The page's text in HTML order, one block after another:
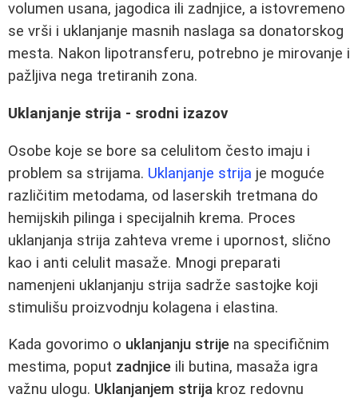
volumen usana, jagodica ili zadnjice, a istovremeno
se vrši i uklanjanje masnih naslaga sa donatorskog
mesta. Nakon lipotransferu, potrebno je mirovanje i
pažljiva nega tretiranih zona.
Uklanjanje strija - srodni izazov
Osobe koje se bore sa celulitom često imaju i
problem sa strijama. Uklanjanje strija je moguće
različitim metodama, od laserskih tretmana do
hemijskih pilinga i specijalnih krema. Proces
uklanjanja strija zahteva vreme i upornost, slično
kao i anti celulit masaže. Mnogi preparati
namenjeni uklanjanju strija sadrže sastojke koji
stimulišu proizvodnju kolagena i elastina.
Kada govorimo o uklanjanju strije na specifičnim
mestima, poput zadnjice ili butina, masaža igra
važnu ulogu. Uklanjanjem strija kroz redovnu